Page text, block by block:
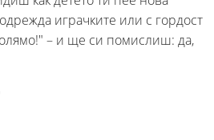
играчките или с гордост
– и ще си помислиш: да,